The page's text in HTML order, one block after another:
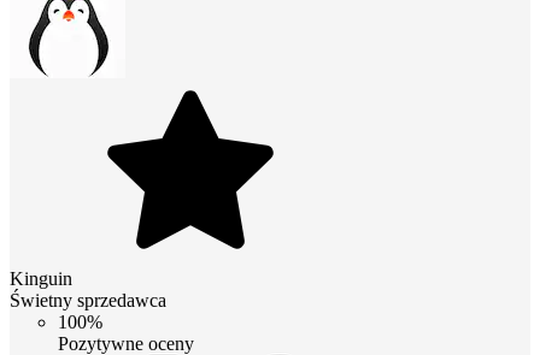
Kinguin
Świetny sprzedawca
100%
Pozytywne oceny